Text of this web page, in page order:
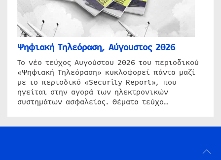
Ψηφιακή Τηλεόραση, Αύγουστος 2026
Το νέο τεύχος Αυγούστου 2026 του περιοδικού
«Ψηφιακή Τηλεόραση» κυκλοφορεί πάντα μαζί
με το περιοδικό «Security Report», που
ηγείται στην αγορά των ηλεκτρονικών
συστημάτων ασφαλείας. Θέματα τεύχο…